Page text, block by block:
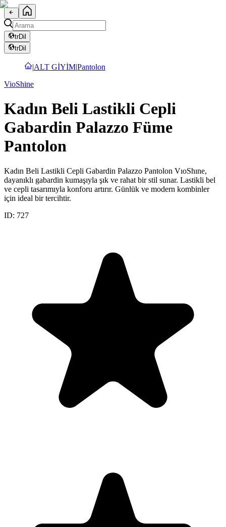
trDil
trDil
|ALT GİYİM|Pantolon
VioShine
Kadın Beli Lastikli Cepli
Gabardin Palazzo Füme
Pantolon
Kadın Beli Lastikli Cepli Gabardin Palazzo Pantolon VıoShıne,
dayanıklı gabardin kumaşıyla şık ve rahat bir stil sunar. Lastikli bel
ve cepli tasarımıyla konforu artırır. Günlük ve modern kombinler
için ideal bir tercihtir.
ID: 727